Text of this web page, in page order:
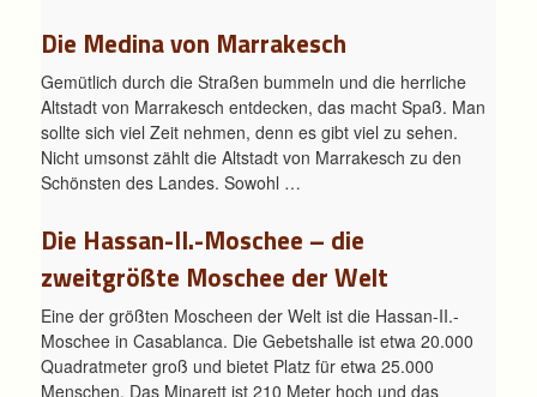
Die Medina von Marrakesch
Gemütlich durch die Straßen bummeln und die herrliche
Altstadt von Marrakesch entdecken, das macht Spaß. Man
sollte sich viel Zeit nehmen, denn es gibt viel zu sehen.
Nicht umsonst zählt die Altstadt von Marrakesch zu den
Schönsten des Landes. Sowohl …
Die Hassan-II.-Moschee – die
zweitgrößte Moschee der Welt
Eine der größten Moscheen der Welt ist die Hassan-II.-
Moschee in Casablanca. Die Gebetshalle ist etwa 20.000
Quadratmeter groß und bietet Platz für etwa 25.000
Menschen. Das Minarett ist 210 Meter hoch und das